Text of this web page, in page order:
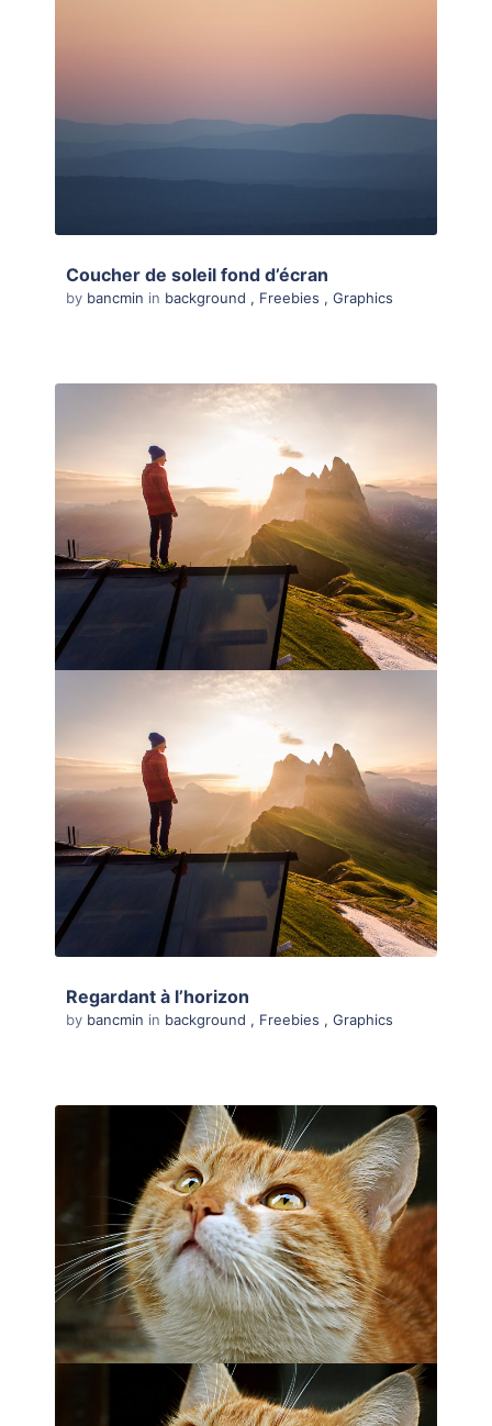
Coucher de soleil fond d’écran
by bancmin in background , Freebies , Graphics
Regardant à l’horizon
by bancmin in background , Freebies , Graphics